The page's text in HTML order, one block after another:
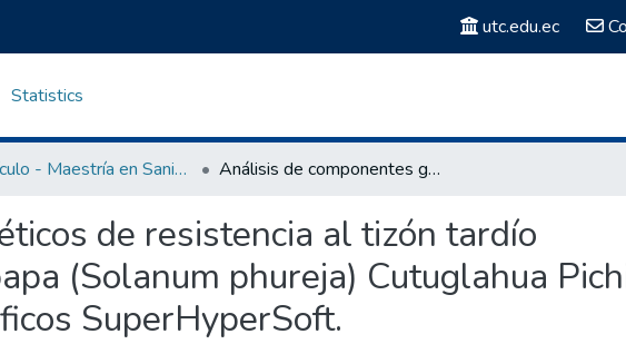
utc.edu.ec
Statistics
Artículo - Maestría en Sanidad Vegetal Análisis de componentes genéticos de resistencia al tizón tardío (Phytophthora infestans) en papa (Solanum phureja) Cutuglahua Pichincha, utilizando conjuntos Neutrosóficos SuperHyperSoft.
de resistencia al tizón tardío
(Solanum phureja) Cutuglahua
SuperHyperSoft.